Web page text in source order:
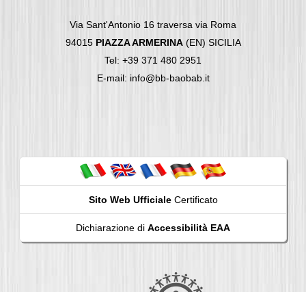
Via Sant'Antonio 16 traversa via Roma
94015 PIAZZA ARMERINA(EN) SICILIA
Tel: +39 371 480 2951
E-mail: info@bb-baobab.it
Sito Web UfficialeCertificato
Dichiarazione di Accessibilità EAA